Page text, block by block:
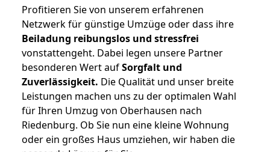
Profitieren Sie von unserem erfahrenen
Netzwerk für günstige Umzüge oder dass ihre
Beiladung reibungslos und stressfrei
vonstattengeht. Dabei legen unsere Partner
besonderen Wert aufSorgfalt und
Zuverlässigkeit. Die Qualität und unser breite
Leistungen machen uns zu der optimalen Wahl
für Ihren Umzug von Oberhausen nach
Riedenburg. Ob Sie nun eine kleine Wohnung
oder ein großes Haus umziehen, wir haben die